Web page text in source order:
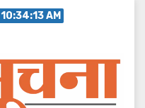
10:34:15 AM